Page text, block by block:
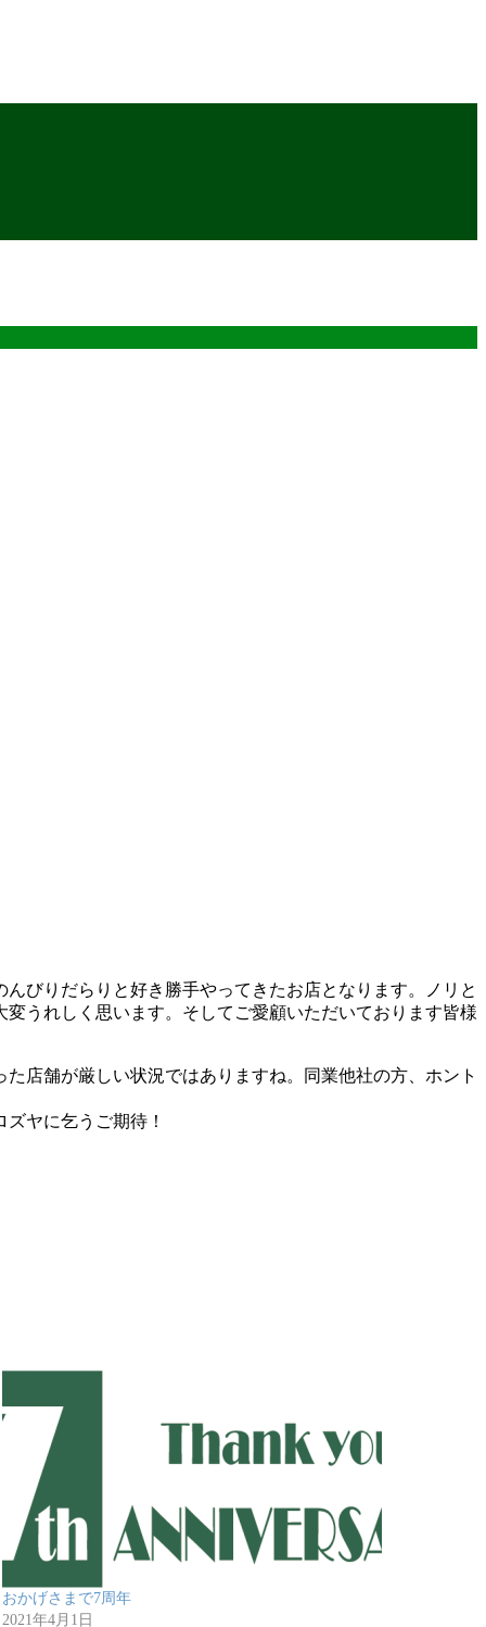
びりだらりと好き勝手やってきたお店となります。ノリと
うれしく思います。そしてご愛顧いただいております皆様
店舗が厳しい状況ではありますね。同業他社の方、ホント
ヤに乞うご期待！
おかげさまで7周年
2021年4月1日